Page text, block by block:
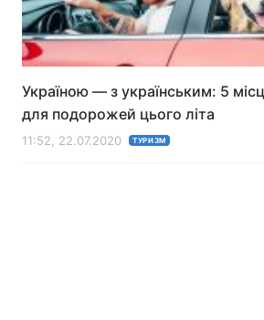
Лонгріди
Відео з Youtube Статті
Інтерв'ю
Україною — з українським: 5
для подорожей цього літа
11:52, 22.07.2020 ТУРИЗМ